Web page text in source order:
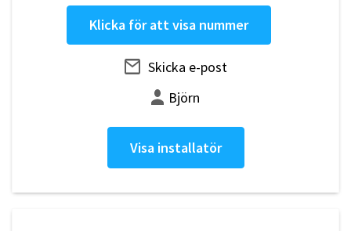
Klicka för att visa nummer
Skicka e-post
Björn
Visa installatör